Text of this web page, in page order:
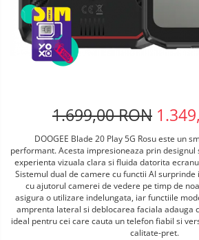
Telefoane mobile ZTE Nubia
Telefoane mobile ALTE BRANDURI
1.699,00 RON
DOOGEE Blade 20 Play 5G Rosu este un
performant. Acesta impresioneaza prin
experienta vizuala clara si fluida datorita
Sistemul dual de camere cu functii AI
cu ajutorul camerei de vedere pe timp de
asigura o utilizare indelungata, iar functiile
amprenta lateral si deblocarea faciala adauga
ideal pentru cei care cauta un telefon fiabil si
calitate-pret.